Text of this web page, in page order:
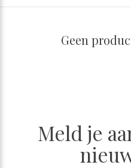
Geen
Meld je